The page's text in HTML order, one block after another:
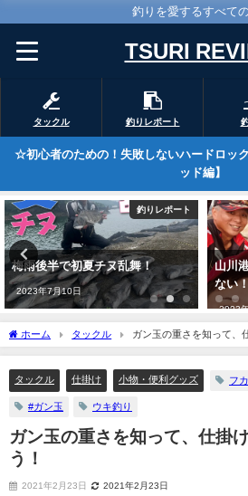
釣りを愛するすべて
TSURI
タックル 釣りレポート
☆初心者のための！失敗しないハードロッ
ッド編】
釣りレポート
山川港は「チヌの宝庫」で間違い
ない！
2023年11月9日
所属
in甑島
2023
ホーム タックル ガン玉の重さを知って、
タックル 仕掛け 小物・便利グッズ フ
#ガン玉 ウキ釣り
ガン玉の重さを知って、仕掛
う！
2021年2月23日 2021年2月23日